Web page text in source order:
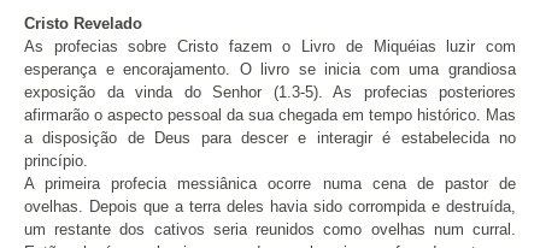
Cristo Revelado
As profecias sobre Cristo fazem o Livro de Miquéias luzir com
esperança e encorajamento. O livro se inicia com uma grandiosa
exposição da vinda do Senhor (1.3-5). As profecias posteriores
afirmarão o aspecto pessoal da sua chegada em tempo histórico. Mas
a disposição de Deus para descer e interagir é estabelecida no
princípio.
A primeira profecia messiânica ocorre numa cena de pastor de
ovelhas. Depois que a terra deles havia sido corrompida e destruída,
um restante dos cativos seria reunidos como ovelhas num curral.